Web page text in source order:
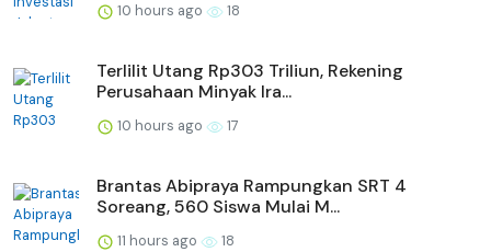
10 hours ago 18
Terlilit Utang Rp303 Triliun, Rekening
Perusahaan Minyak Ira...
10 hours ago 17
Brantas Abipraya Rampungkan SRT 4
Soreang, 560 Siswa Mulai M...
11 hours ago 18